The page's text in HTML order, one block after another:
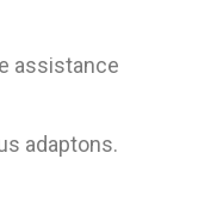
assistance
adaptons.